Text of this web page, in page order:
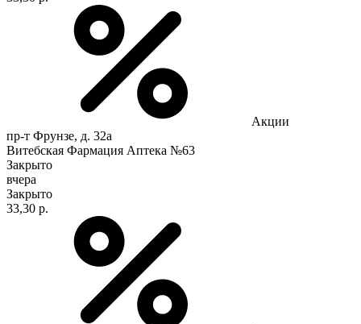
Акции
пр-т Фрунзе, д. 32а
Витебская Фармация Аптека №63
Закрыто
вчера
Закрыто
33,30 р.